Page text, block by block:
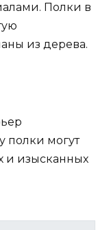
Полки в
из дерева.
полки могут
и изысканных